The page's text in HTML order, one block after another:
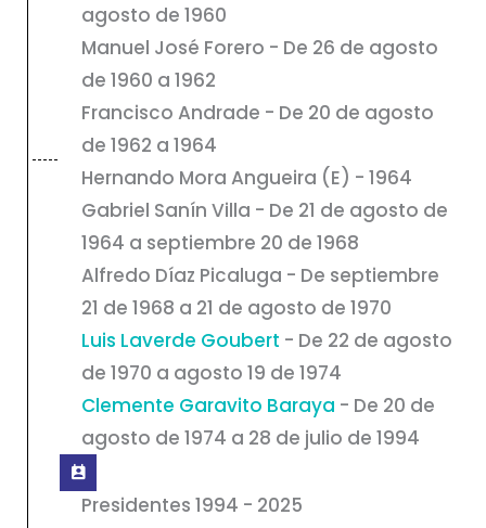
agosto de 1960
Manuel José Forero - De 26 de agosto
de 1960 a 1962
Francisco Andrade - De 20 de agosto
de 1962 a 1964
Hernando Mora Angueira (E) - 1964
Gabriel Sanín Villa - De 21 de agosto de
1964 a septiembre 20 de 1968
Alfredo Díaz Picaluga - De septiembre
21 de 1968 a 21 de agosto de 1970
Luis Laverde Goubert - De 22 de agosto
de 1970 a agosto 19 de 1974
Clemente Garavito Baraya - De 20 de
agosto de 1974 a 28 de julio de 1994
Presidentes 1994 - 2025